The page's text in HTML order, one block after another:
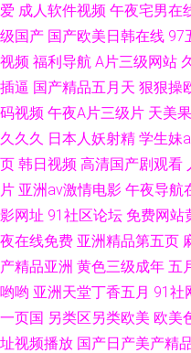
爱 成人软件视频 午夜宅男在
级国产 国产欧美日韩在线 97
视频 福利导航 A片三级网站
插逼 国产精品五月天 狠狠操
码视频 午夜A片三级片 天美
久久久 日本人妖射精 学生妹
页 韩日视频 高清国产剧观看
片 亚洲av激情电影 午夜导航
影网址 91社区论坛 免费网站
夜在线免费 亚洲精品第五页
产精品亚洲 黄色三级成年 五
哟哟 亚洲天堂丁香五月 91社
一页国 另类区另类欧美 欧美
址视频播放 国产日产美产精